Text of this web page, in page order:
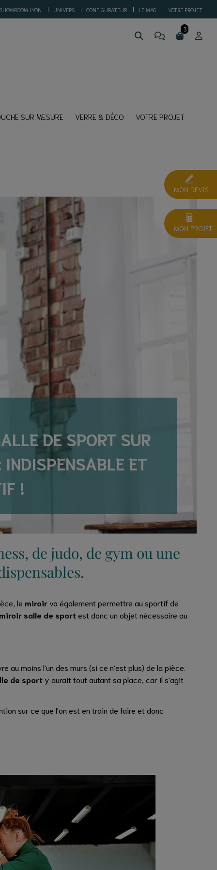
SHOWROOM LYON UNIVERS CONFIGURATEUR LE MAG VOTRE PROJET
SUR MESURE VERRE & DÉCO VOTRE PROJET
DE SPORT SUR
INDISPENSABLE ET
!
de judo, de gym ou une
le miroir va également permettre au sportif de
salle de sportest donc un objet nécessaire au
au moins l'un des murs (si ce n'est plus) de la pièce.
de sport y aurait tout autant sa place, car il s'agit
sur ce que l'on est en train de faire et donc
MON DEVIS
MON PROJET